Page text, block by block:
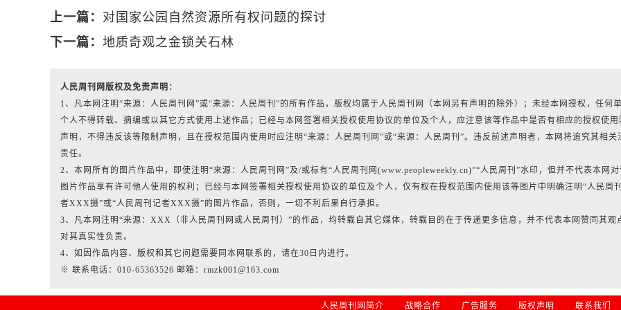
上一篇： 对国家公园自然资源所有权问题的探讨
下一篇： 地质奇观之金锁关石林
人民周刊网版权及免责声明：
1、凡本网注明“来源：人民周刊网”或“来源：人民周刊”的所有作品，版权均属于人民周刊网（本网另有声明的除外）；未经本网授权，任何
个人不得转载、摘编或以其它方式使用上述作品；已经与本网签署相关授权使用协议的单位及个人，应注意该等作品中是否有相应的授权使用
声明，不得违反该等限制声明，且在授权范围内使用时应注明“来源：人民周刊网”或“来源：人民周刊”。违反前述声明者，本网将追究其相关
责任。
2、本网所有的图片作品中，即使注明“来源：人民周刊网”及/或标有“人民周刊网(www.peopleweekly.cn)”“人民周刊”水印，但并不代表本网对
图片作品享有许可他人使用的权利；已经与本网签署相关授权使用协议的单位及个人，仅有权在授权范围内使用该等图片中明确注明“人民周
者XXX摄”或“人民周刊记者XXX摄”的图片作品，否则，一切不利后果自行承担。
3、凡本网注明“来源：XXX（非人民周刊网或人民周刊）”的作品，均转载自其它媒体，转载目的在于传递更多信息，并不代表本网赞同其观
对其真实性负责。
4、如因作品内容、版权和其它问题需要同本网联系的，请在30日内进行。
※ 联系电话：010-65363526 邮箱：rmzk001@163.com
人民周刊网简介 战略合作 广告服务 版权声明 联系我们